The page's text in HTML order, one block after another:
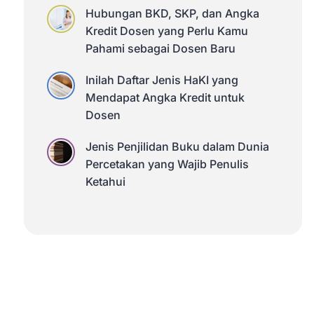
Hubungan BKD, SKP, dan Angka
Kredit Dosen yang Perlu Kamu
Pahami sebagai Dosen Baru
Inilah Daftar Jenis HaKI yang
Mendapat Angka Kredit untuk
Dosen
Jenis Penjilidan Buku dalam Dunia
Percetakan yang Wajib Penulis
Ketahui